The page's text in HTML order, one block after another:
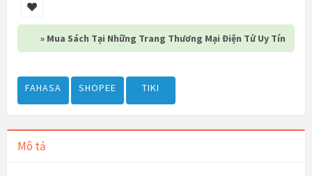
» Mua Sách Tại Những Trang Thương Mại Điện Tử Uy Tín
FAHASA SHOPEE TIKI
Mô tả